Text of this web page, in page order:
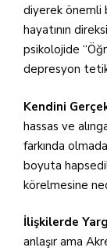
diyerek önemli
hayatının
psikolojide
depresyon
Kendini
hassas ve
farkında
boyuta
körelmesine
İlişkilerde
anlaşır ama